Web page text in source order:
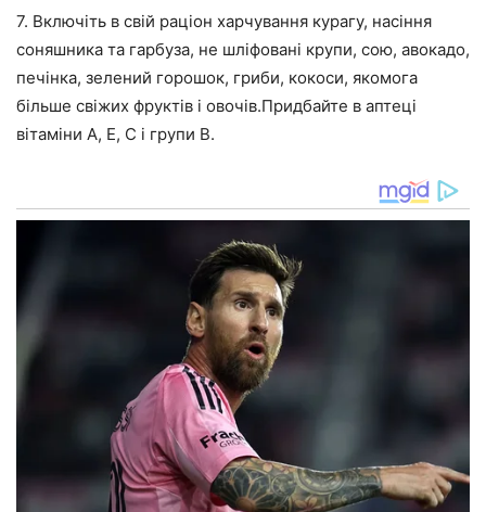
7. Включіть в свій раціон харчування курагу, насіння
соняшника та гарбуза, не шліфовані крупи, сою, авокадо,
печінка, зелений горошок, гриби, кокоси, якомога
більше свіжих фруктів і овочів.Придбайте в аптеці
вітаміни A, E, C і групи B.